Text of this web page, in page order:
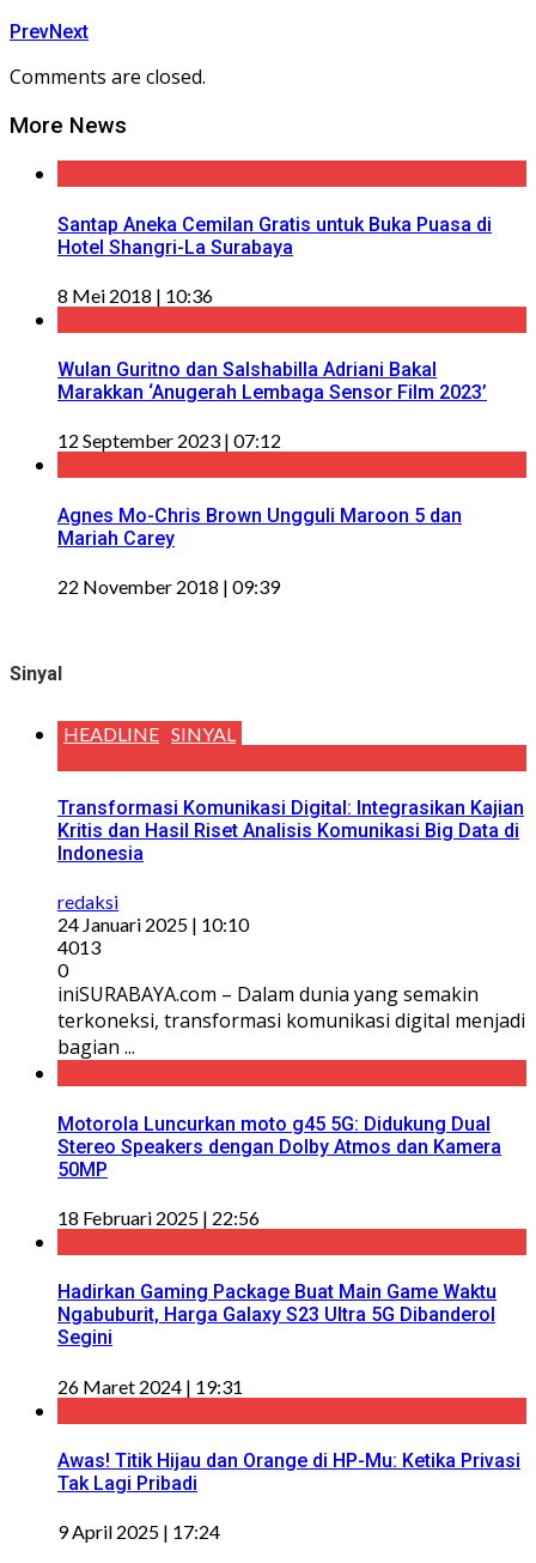
PrevNext
Comments are closed.
More News
Santap Aneka Cemilan Gratis untuk Buka Puasa di
Hotel Shangri-La Surabaya
8 Mei 2018 | 10:36
Wulan Guritno dan Salshabilla Adriani Bakal
Marakkan ‘Anugerah Lembaga Sensor Film 2023’
12 September 2023 | 07:12
Agnes Mo-Chris Brown Ungguli Maroon 5 dan
Mariah Carey
22 November 2018 | 09:39
Sinyal
HEADLINE SINYAL
Transformasi Komunikasi Digital: Integrasikan Kajian
Kritis dan Hasil Riset Analisis Komunikasi Big Data di
Indonesia
redaksi
24 Januari 2025 | 10:10
4013
0
iniSURABAYA.com – Dalam dunia yang semakin
terkoneksi, transformasi komunikasi digital menjadi
bagian ...
Motorola Luncurkan moto g45 5G: Didukung Dual
Stereo Speakers dengan Dolby Atmos dan Kamera
50MP
18 Februari 2025 | 22:56
Hadirkan Gaming Package Buat Main Game Waktu
Ngabuburit, Harga Galaxy S23 Ultra 5G Dibanderol
Segini
26 Maret 2024 | 19:31
Awas! Titik Hijau dan Orange di HP-Mu: Ketika Privasi
Tak Lagi Pribadi
9 April 2025 | 17:24